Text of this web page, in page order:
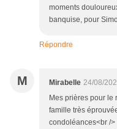
moments
banquise, pour
Répondre
M Mirabelle 24/08/
Mes prières pour le
famille très
condoléances<br /